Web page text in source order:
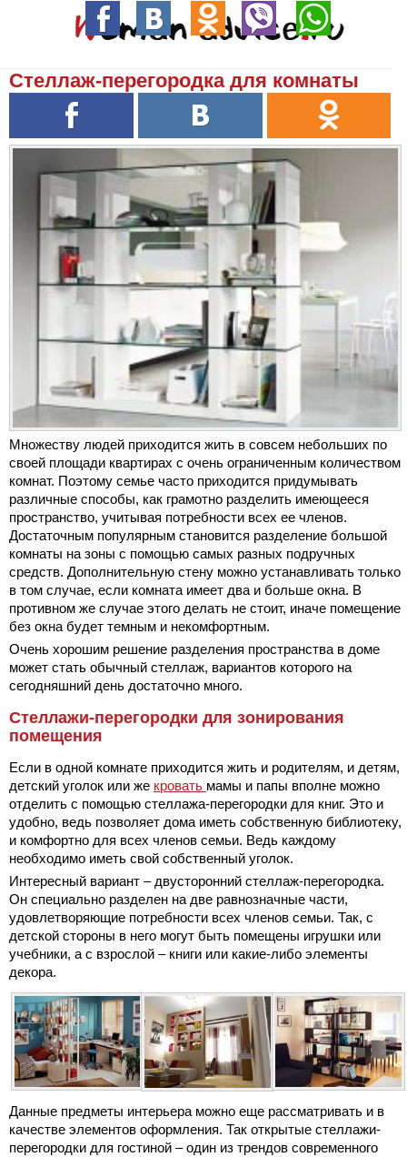
Стеллаж-перегородка для комнаты
Множеству людей приходится жить в совсем небольших по
своей площади квартирах с очень ограниченным количеством
комнат. Поэтому семье часто приходится придумывать
различные способы, как грамотно разделить имеющееся
пространство, учитывая потребности всех ее членов.
Достаточным популярным становится разделение большой
комнаты на зоны с помощью самых разных подручных
средств. Дополнительную стену можно устанавливать только
в том случае, если комната имеет два и больше окна. В
противном же случае этого делать не стоит, иначе помещение
без окна будет темным и некомфортным.
Очень хорошим решение разделения пространства в доме
может стать обычный стеллаж, вариантов которого на
сегодняшний день достаточно много.
Стеллажи-перегородки для зонирования
помещения
Если в одной комнате приходится жить и родителям, и детям,
детский уголок или же кровать мамы и папы вполне можно
отделить с помощью стеллажа-перегородки для книг. Это и
удобно, ведь позволяет дома иметь собственную библиотеку,
и комфортно для всех членов семьи. Ведь каждому
необходимо иметь свой собственный уголок.
Интересный вариант – двусторонний стеллаж-перегородка.
Он специально разделен на две равнозначные части,
удовлетворяющие потребности всех членов семьи. Так, с
детской стороны в него могут быть помещены игрушки или
учебники, а с взрослой – книги или какие-либо элементы
декора.
Данные предметы интерьера можно еще рассматривать и в
качестве элементов оформления. Так открытые стеллажи-
перегородки для гостиной – один из трендов современного